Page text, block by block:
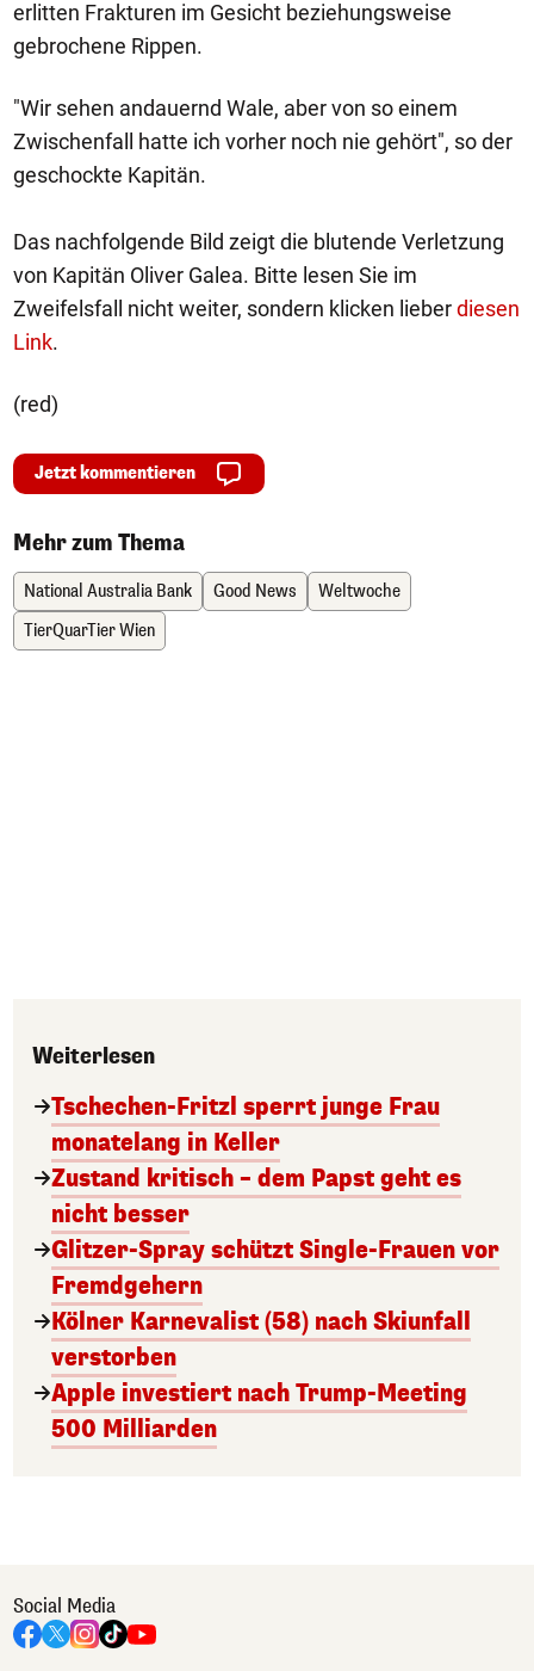
erlitten Frakturen im Gesicht beziehungsweise
gebrochene Rippen.
"Wir sehen andauernd Wale, aber von so einem
Zwischenfall hatte ich vorher noch nie gehört", so der
geschockte Kapitän.
Das nachfolgende Bild zeigt die blutende Verletzung
von Kapitän Oliver Galea. Bitte lesen Sie im
Zweifelsfall nicht weiter, sondern klicken lieberdiesen
Link.
(red)
Jetzt kommentieren
Mehr zum Thema
National Australia Bank Good News
Weltwoche
TierQuarTier Wien
Weiterlesen
Tschechen-Fritzl sperrt junge Frau
monatelang in Keller
Zustand kritisch – dem Papst geht es
nicht besser
Glitzer-Spray schützt Single-Frauen vor
Fremdgehern
Kölner Karnevalist (58) nach Skiunfall
verstorben
Apple investiert nach Trump-Meeting
500 Milliarden
Social Media